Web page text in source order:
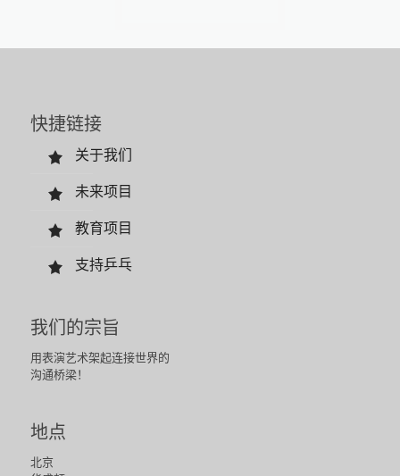
快捷链接
关于我们
未来项目
教育项目
支持乒乓
我们的宗旨
用表演艺术架起连接世界的
沟通桥梁！
地点
北京